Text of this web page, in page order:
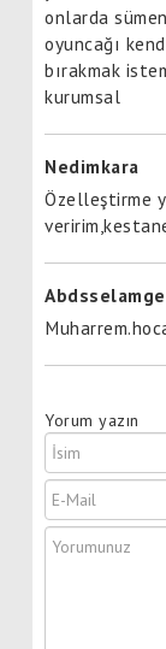
onlarda
oyuncağı
bırakmak
kurumsal
Nedimkara
Özelleştirme
Yorum yazın